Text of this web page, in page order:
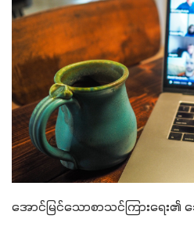
အောင်မြင်သောစာသင်ကြားရေး၏ သ